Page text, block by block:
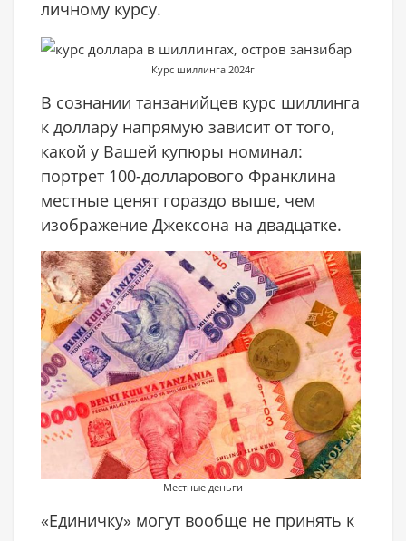
личному курсу.
Курс шиллинга 2024г
В сознании танзанийцев курс шиллинга
к доллару напрямую зависит от того,
какой у Вашей купюры номинал:
портрет 100-долларового Франклина
местные ценят гораздо выше, чем
изображение Джексона на двадцатке.
Местные деньги
«Единичку» могут вообще не принять к